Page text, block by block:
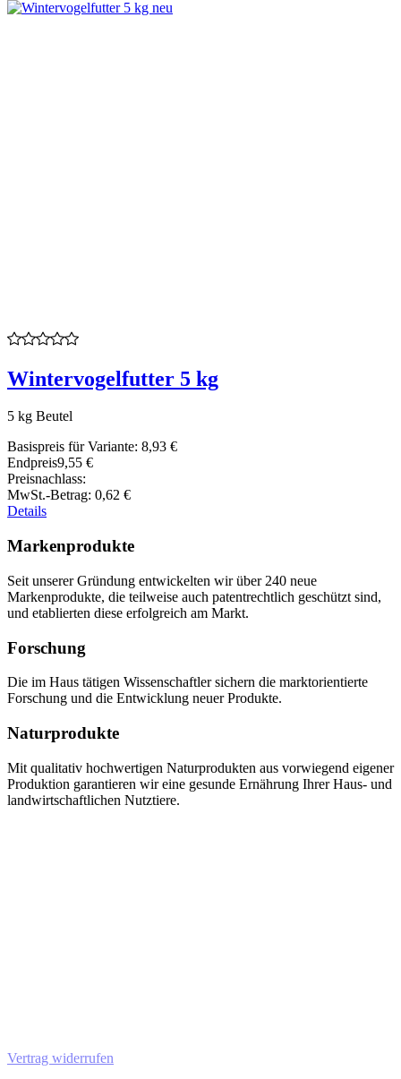
Wintervogelfutter 5 kg
5 kg Beutel
Basispreis für Variante: 8,93 €
Endpreis9,55 €
Preisnachlass:
MwSt.-Betrag: 0,62 €
Details
Markenprodukte
Seit unserer Gründung entwickelten wir über 240 neue
Markenprodukte, die teilweise auch patentrechtlich geschützt sind,
und etablierten diese erfolgreich am Markt.
Forschung
Die im Haus tätigen Wissenschaftler sichern die marktorientierte
Forschung und die Entwicklung neuer Produkte.
Naturprodukte
Mit qualitativ hochwertigen Naturprodukten aus vorwiegend eigener
Produktion garantieren wir eine gesunde Ernährung Ihrer Haus- und
landwirtschaftlichen Nutztiere.
Vertrag widerrufen